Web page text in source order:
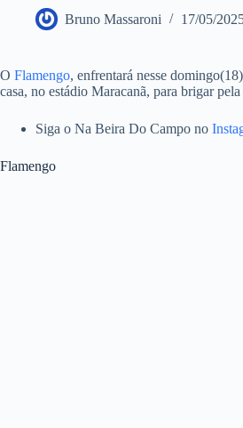
Bruno Massaroni 17/05/
O Flamengo, enfrentará nesse
casa, no estádio Maracanã, para brigar
Siga o Na Beira Do Campo no
Flamengo